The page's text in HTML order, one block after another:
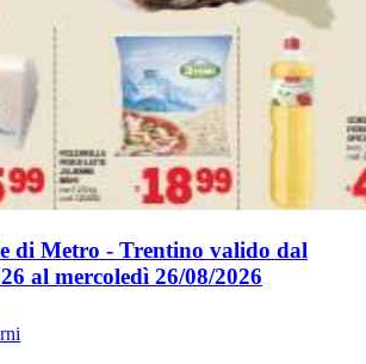
di Metro - Trentino valido dal
al mercoledì 26/08/2026